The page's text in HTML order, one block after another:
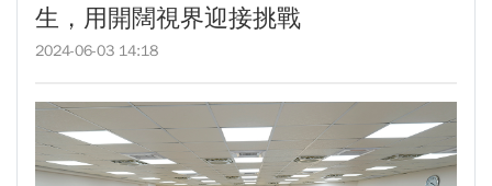
生，用開闊視界迎接挑戰
2024-06-03 14:18